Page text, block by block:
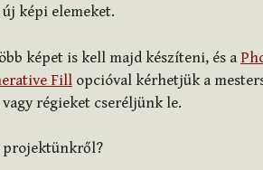
képi elemeket.
képet is kell majd készíteni, és a
Fill opcióval kérhetjük a
régieket cseréljünk le.
projektünkről?